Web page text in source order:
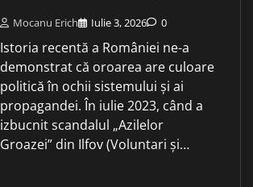
Mocanu Erich Iulie 3, 2026 0
Istoria recentă a României ne-a
demonstrat că oroarea are culoare
politică în ochii sistemului și ai
propagandei. În iulie 2023, când a
izbucnit scandalul „Azilelor
Groazei” din Ilfov (Voluntari și…